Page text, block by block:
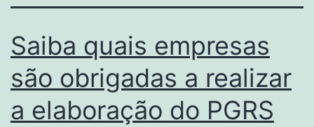
Saiba quais empresas
são obrigadas a realizar
a elaboração do PGRS